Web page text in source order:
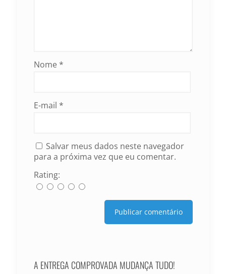
Nome *
E-mail *
Salvar meus dados neste navegador
para a próxima vez que eu comentar.
Rating:
A ENTREGA COMPROVADA MUDANÇA TUDO!